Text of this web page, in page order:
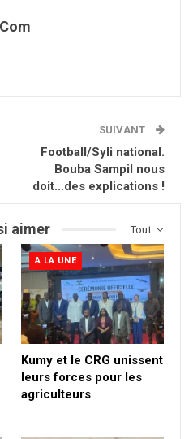
SUIVANT
Football/Syli national.
Bouba Sampil nous
doit…des explications !
Tout
aimer
A LA UNE
Kumy et le CRG unissent
leurs forces pour les
agriculteurs